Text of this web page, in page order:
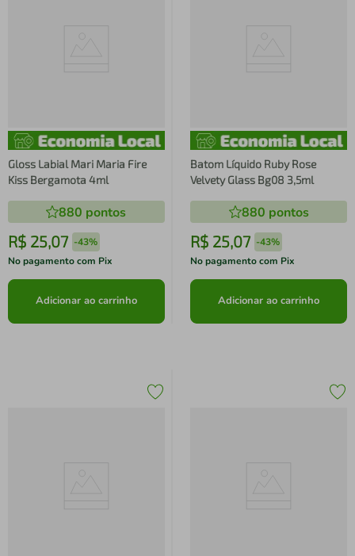
Gloss Labial Mari Maria Fire
Kiss Bergamota 4ml
880 pontos
R$ 25,07 -43%
No pagamento com Pix
Adicionar ao carrinho
Batom Líquido Ruby Rose
Velvety Glass Bg08 3,5ml
880 pontos
R$ 25,07 -43%
No pagamento com Pix
Adicionar ao carrinho